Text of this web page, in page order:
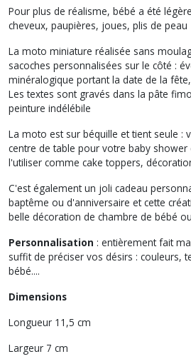
Pour plus de réalisme, bébé a été
cheveux, paupières, joues, plis de peau
La moto miniature réalisée sans
sacoches personnalisées sur le côté :
minéralogique portant la date de la
Les textes sont gravés dans la pâte
peinture indélébile
La moto est sur béquille et tient seule :
centre de table pour votre baby
l'utiliser comme cake toppers,
C'est également un joli cadeau
baptême ou d'anniversaire et cette
belle décoration de chambre de bébé
Personnalisation : entièrement fait
suffit de préciser vos désirs : couleurs,
bébé....
Dimensions
Longueur 11,5 cm
Largeur 7 cm